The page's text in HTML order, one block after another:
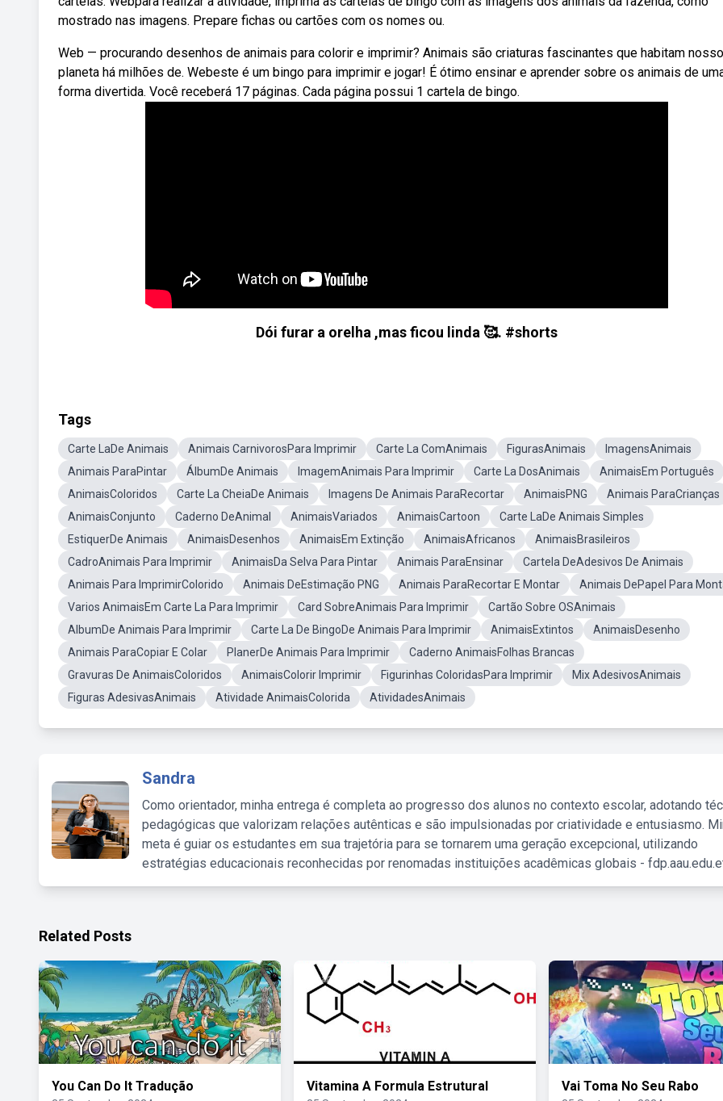
mostrado nas imagens. Prepare fichas ou cartões com os nomes ou.
Web — procurando desenhos de animais para colorir e imprimir? Animais são criaturas fascinantes que habitam nosso
planeta há milhões de. Webeste é um bingo para imprimir e jogar! É ótimo ensinar e aprender sobre os animais de
forma divertida. Você receberá 17 páginas. Cada página possui 1 cartela de bingo.
Dói furar a orelha ,mas ficou linda 🥰. #shorts
Tags
Carte LaDe Animais Animais CarnivorosPara Imprimir Carte La ComAnimais FigurasAnimais
ImagensAnimais
Animais ParaPintar
ÁlbumDe Animais ImagemAnimais Para Imprimir Carte La DosAnimais
AnimaisEm Português
AnimaisColoridos
Carte La CheiaDe Animais Imagens De Animais ParaRecortar AnimaisPNG
Animais ParaCrianças
AnimaisConjunto
Caderno DeAnimal AnimaisVariados AnimaisCartoon
Carte LaDe Animais Simples
EstiquerDe Animais
AnimaisDesenhos AnimaisEm Extinção AnimaisAfricanos
AnimaisBrasileiros
CadroAnimais Para Imprimir
AnimaisDa Selva Para Pintar Animais ParaEnsinar
Cartela DeAdesivos De Animais
Animais Para ImprimirColorido
Animais DeEstimação PNG Animais ParaRecortar E Montar
Animais DePapel Para
Varios AnimaisEm Carte La Para Imprimir
Card SobreAnimais Para Imprimir
Cartão Sobre OSAnimais
AlbumDe Animais Para Imprimir
Carte La De BingoDe Animais Para Imprimir AnimaisExtintos
AnimaisDesenho
Animais ParaCopiar E Colar
PlanerDe Animais Para Imprimir
Caderno AnimaisFolhas Brancas
Gravuras De AnimaisColoridos
AnimaisColorir Imprimir Figurinhas ColoridasPara Imprimir
Mix AdesivosAnimais
Figuras AdesivasAnimais
Atividade AnimaisColorida AtividadesAnimais
Sandra
Como orientador, minha entrega é completa ao progresso dos alunos no contexto escolar, adotando
pedagógicas que valorizam relações autênticas e são impulsionadas por criatividade e entusiasmo.
meta é guiar os estudantes em sua trajetória para se tornarem uma geração excepcional, utilizando
estratégias educacionais reconhecidas por renomadas instituições acadêmicas globais -
Related Posts
You Can Do It Tradução Vitamina A Formula Estrutural Vai Toma No Seu Rabo